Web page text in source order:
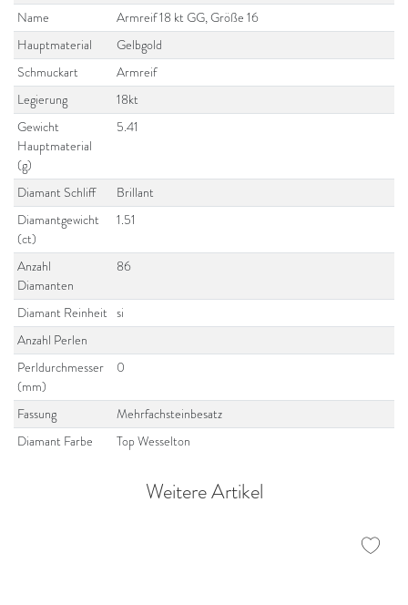
Name
Armreif 18 kt GG, Größe 16
Hauptmaterial
Gelbgold
Schmuckart
Armreif
Legierung
18kt
Gewicht
Hauptmaterial
(g)
5.41
Diamant Schliff
Brillant
Diamantgewicht
(ct)
1.51
Anzahl
Diamanten
86
Diamant Reinheit si
Anzahl Perlen
Perldurchmesser
(mm)
0
Fassung
Mehrfachsteinbesatz
Diamant Farbe
Top Wesselton
Weitere Artikel